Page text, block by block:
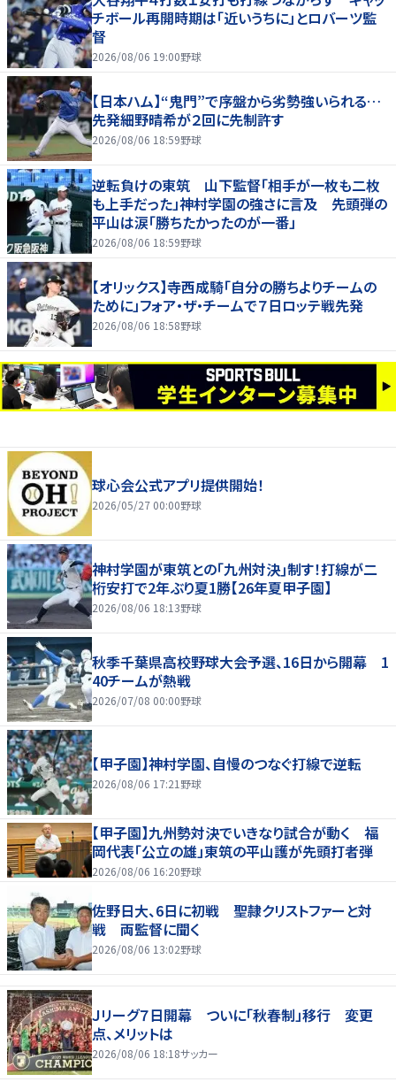
チボール再開時期は「近いうちに」とロバーツ監
督
2026/08/06 19:00野球
【日本ハム】“鬼門”で序盤から劣勢強いられる…
先発細野晴希が２回に先制許す
2026/08/06 18:59野球
逆転負けの東筑 山下監督「相手が一枚も二枚
も上手だった」神村学園の強さに言及 先頭弾の
平山は涙「勝ちたかったのが一番」
2026/08/06 18:59野球
【オリックス】寺西成騎「自分の勝ちよりチームの
ために」フォア・ザ・チームで７日ロッテ戦先発
2026/08/06 18:58野球
球心会公式アプリ提供開始！
2026/05/27 00:00野球
神村学園が東筑との｢九州対決｣制す！打線が二
桁安打で2年ぶり夏1勝【26年夏甲子園】
2026/08/06 18:13野球
秋季千葉県高校野球大会予選、16日から開幕 1
40チームが熱戦
2026/07/08 00:00野球
【甲子園】神村学園、自慢のつなぐ打線で逆転
2026/08/06 17:21 野球
【甲子園】九州勢対決でいきなり試合が動く 福
岡代表「公立の雄」東筑の平山護が先頭打者弾
2026/08/06 16:20野球
佐野日大、6日に初戦 聖隷クリストファーと対
戦 両監督に聞く
2026/08/06 13:02野球
Ｊリーグ７日開幕 ついに「秋春制」移行 変更
点、メリットは
2026/08/06 18:18サッカー